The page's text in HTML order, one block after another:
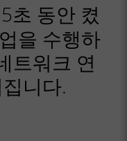
5초 동안 켰
을 수행하
트워크 연
니다.